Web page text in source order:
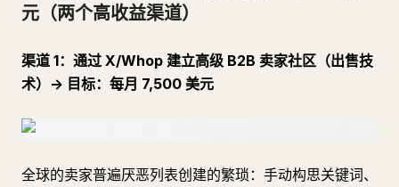
元（两个高收益渠道）
渠道 1：通过 X/Whop 建立高级 B2B 卖家社区（出售技
术）-> 目标：每月 7,500 美元
全球的卖家普遍厌恶列表创建的繁琐：手动构思关键词、